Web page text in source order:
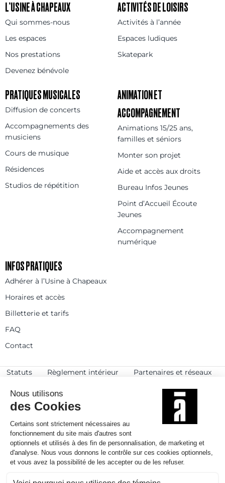
L’USINE À CHAPEAUX
Qui sommes-nous
Les espaces
Nos prestations
Devenez bénévole
ACTIVITÉS DE LOISIRS
Activités à l’année
Espaces ludiques
Skatepark
PRATIQUES MUSICALES
Diffusion de concerts
Accompagnements des
musiciens
Cours de musique
Résidences
Studios de répétition
ANIMATION ET
ACCOMPAGNEMENT
Animations 15/25 ans,
familles et séniors
Monter son projet
Aide et accès aux droits
Bureau Infos Jeunes
Point d’Accueil Écoute
Jeunes
Accompagnement
numérique
INFOS PRATIQUES
Adhérer à l’Usine à Chapeaux
Horaires et accès
Billetterie et tarifs
FAQ
Contact
Statuts Règlement intérieur
Partenaires et réseaux
© 2025
Politique de confidentialité
Mentions légales et crédits